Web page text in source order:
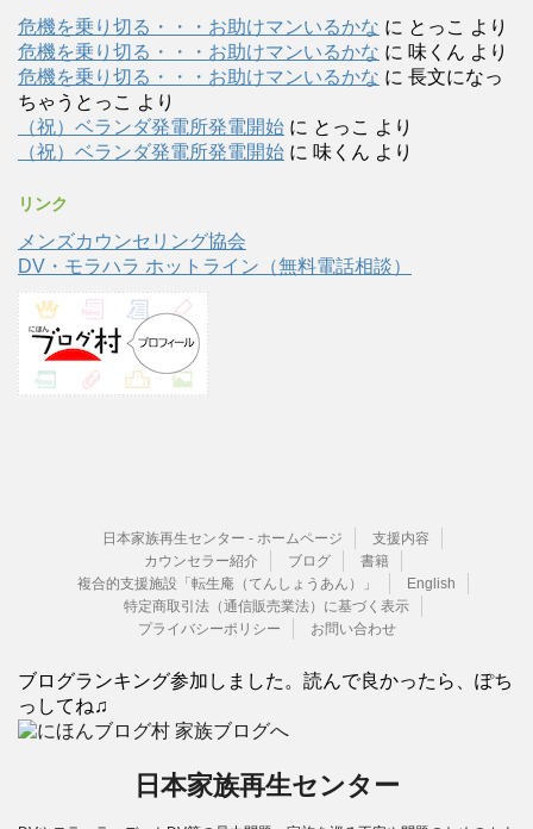
危機を乗り切る・・・お助けマンいるかな に とっこ より
危機を乗り切る・・・お助けマンいるかな に 味くん より
危機を乗り切る・・・お助けマンいるかな に 長文になっ
ちゃうとっこ より
（祝）ベランダ発電所発電開始 に とっこ より
（祝）ベランダ発電所発電開始 に 味くん より
リンク
メンズカウンセリング協会
DV・モラハラ ホットライン（無料電話相談）
日本家族再生センター - ホームページ
支援内容
カウンセラー紹介
ブログ
書籍
複合的支援施設「転生庵（てんしょうあん）」
English
特定商取引法（通信販売業法）に基づく表示
プライバシーポリシー
お問い合わせ
ブログランキング参加しました。読んで良かったら、ぽち
っしてね♫
日本家族再生センター